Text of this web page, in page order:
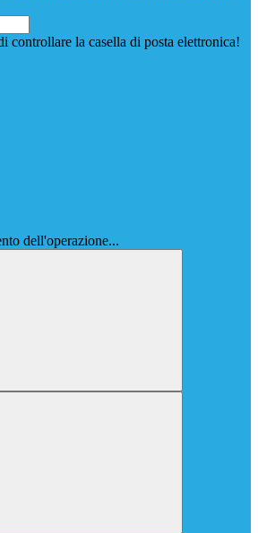
controllare la casella di posta elettronica!
dell'operazione...